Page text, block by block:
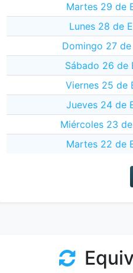
Martes 29 de
Lunes 28 de
Domingo 27
Sábado 26 de
Viernes 25 de
Jueves 24 de
Miércoles 23
Martes 22 de